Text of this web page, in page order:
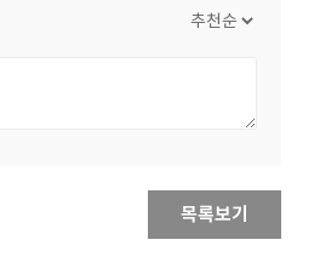
목록보기